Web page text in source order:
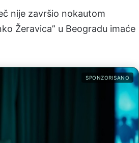
nije završio nokautom
Žeravica” u Beogradu imaće
SPONZORISANO